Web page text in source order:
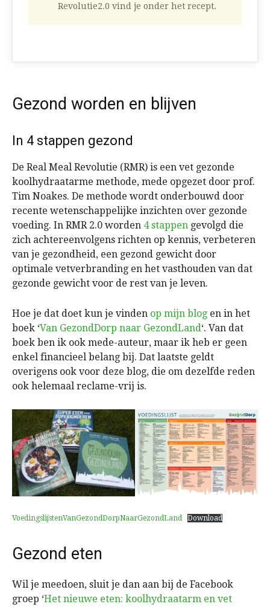
Revolutie2.0 vind je onder het recept.
Gezond worden en blijven
In 4 stappen gezond
De Real Meal Revolutie (RMR) is een vet gezonde
koolhydraatarme methode, mede opgezet door prof.
Tim Noakes. De methode wordt onderbouwd door
recente wetenschappelijke inzichten over gezonde
voeding. In RMR 2.0 worden 4 stappen gevolgd die
zich achtereenvolgens richten op kennis, verbeteren
van je gezondheid, een gezond gewicht door
optimale vetverbranding en het vasthouden van dat
gezonde gewicht voor de rest van je leven.
Hoe je dat doet kun je vinden op mijn blog en in het
boek ‘Van GezondDorp naar GezondLand‘. Van dat
boek ben ik ook mede-auteur, maar ik heb er geen
enkel financieel belang bij. Dat laatste geldt
overigens ook voor deze blog, die om dezelfde reden
ook helemaal reclame-vrij is.
VoedingslijstenVanGezondDorpNaarGezondLand Download
Gezond eten
Wil je meedoen, sluit je dan aan bij de Facebook
groep ‘Het nieuwe eten: koolhydraatarm en vet